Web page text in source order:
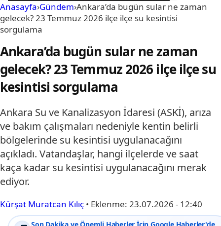
Anasayfa›Gündem›Ankara’da bugün sular ne zaman
gelecek? 23 Temmuz 2026 ilçe ilçe su kesintisi
sorgulama
Ankara’da bugün sular ne zaman
gelecek? 23 Temmuz 2026 ilçe ilçe su
kesintisi sorgulama
Ankara Su ve Kanalizasyon İdaresi (ASKİ), arıza
ve bakım çalışmaları nedeniyle kentin belirli
bölgelerinde su kesintisi uygulanacağını
açıkladı. Vatandaşlar, hangi ilçelerde ve saat
kaça kadar su kesintisi uygulanacağını merak
ediyor.
Kürşat Muratcan Kılıç • Eklenme: 23.07.2026 - 12:40